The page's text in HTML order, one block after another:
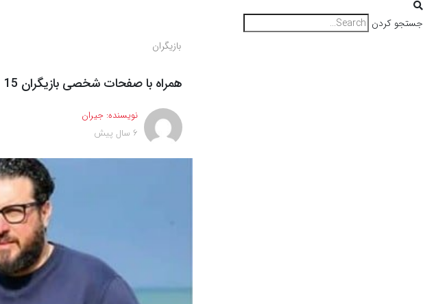
جستجو کردن
بازیگران
همراه با صفحات شخصی بازیگران 15
نویسنده: جیران
6 سال پیش